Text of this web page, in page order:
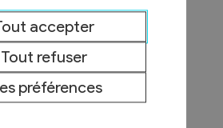
accepter
Tout refuser
préférences